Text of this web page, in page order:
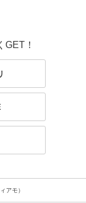
！
アモ）